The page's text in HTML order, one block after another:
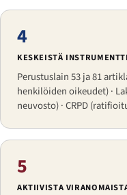
4
KESKEISTÄ
Perustuslain 53 ja 81
henkilöiden oikeudet) ·
neuvosto) · CRPD
5
AKTIIVISTA